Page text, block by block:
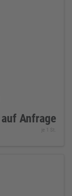
auf Anfrage
je 1 St.